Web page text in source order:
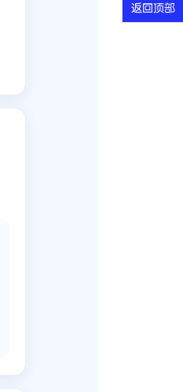
返回顶部